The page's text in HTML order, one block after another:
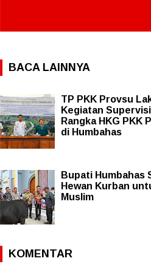
BACA LAINNYA
TP PKK Provsu
Kegiatan
Rangka HKG PKK
di Humbahas
Bupati Humbahas
Hewan Kurban
Muslim
KOMENTAR